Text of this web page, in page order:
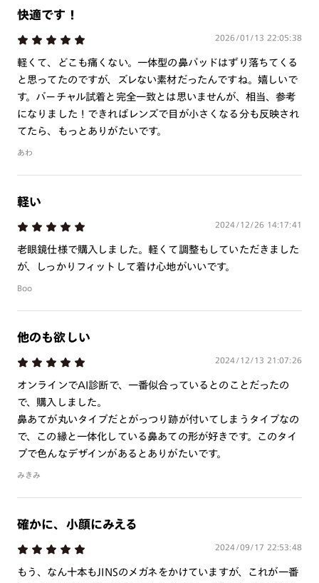
作成日数をいただきます。
ご注文の手順は以下をご参照ください。
1. カート画面内「レンズ選択へ」ボタンより「度つきレン
ズまたは店舗でレンズ作成」を選択
2. 遠近レンズより「遠近両用」を選択のうえ、購入手続き
画面へ
※フレームの天地幅は30mm以上推奨です。その他注意事項はレンズガイド
※JINS極上遠近レンズは追加料金22,000円（税込み）を頂戴いたします。
※単焦点レンズでレンズ交換券を選択の場合、店舗で遠近両用代5,500円
快適です！
2026/01/13 22:05:38
軽くて、どこも痛くない。一体型の鼻パッドはずり落ちてくる
と思ってたのですが、ズレない素材だったんですね。嬉しいで
す。バーチャル試着と完全一致とは思いませんが、相当、参考
になりました！できればレンズで目が小さくなる分も反映され
てたら、もっとありがたいです。
あわ
軽い
2024/12/26 14:17:41
老眼鏡仕様で購入しました。軽くて調整もしていただきました
が、しっかりフィットして着け心地がいいです。
Boo
他のも欲しい
2024/12/13 21:07:26
オンラインでAI診断で、一番似合っているとのことだったの
で、購入しました。
鼻あてが丸いタイプだとがっつり跡が付いてしまうタイプなの
で、この縁と一体化している鼻あての形が好きです。このタイ
プで色んなデザインがあるとありがたいです。
みきみ
確かに、小顔にみえる
2024/09/17 22:53:48
もう、なん十本もJINSのメガネをかけていますが、これが一番